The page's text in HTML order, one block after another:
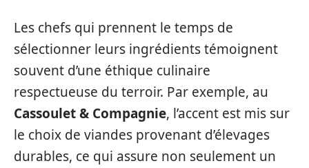
Les chefs qui prennent le temps de
sélectionner leurs ingrédients témoignent
souvent d’une éthique culinaire
respectueuse du terroir. Par exemple, au
Cassoulet & Compagnie, l’accent est mis sur
le choix de viandes provenant d’élevages
durables, ce qui assure non seulement un